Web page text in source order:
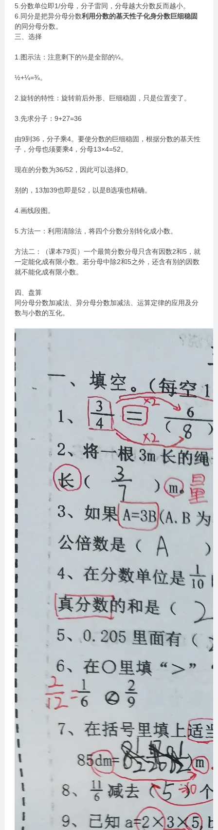
5.分数单位即1/分母，分子雷同，分母越大分数反而越小。
6.同分是把异分母分数利用分数的基天性子化身分数巨细稳固
的同分母分数。
三、选择
1.图示法：注意剩下的½是全部的¼。
½+¼=¾。
2.旋转的特性：旋转前后外形、巨细稳固，只是位置变了。
3.先求分子：9+27=36
由9到36，分子乘4。要使分数的巨细稳固，根据分数的基天性
子，分母也须要乘4，分母13×4=52。
现在的分数为36/52，因此可以选择D。
别的，13加39也即是52，以是B选项也精确。
4.画线段图。
5.方法一：利用清除法，将四个分数分别转化成小数。
方法二：（课本79页）一个最简分数分母只含有因数2和5，就
一定能化成有限小数。若分母中除2和5之外，还含有别的因数
就不能化成有限小数。
四、盘算
同分母分数加减法、异分母分数加减法、运算定律的应用及分
数与小数的互化。